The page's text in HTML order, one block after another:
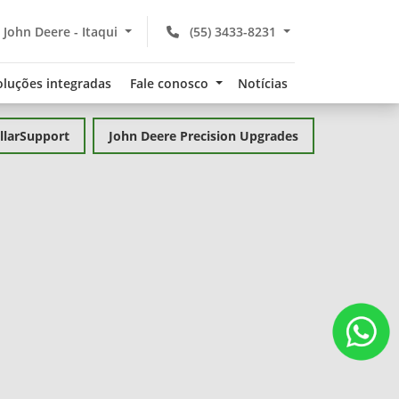
(55) 3433-8231
Deere - Itaqui
integradas Fale conosco Notícias
John Deere Precision Upgrades